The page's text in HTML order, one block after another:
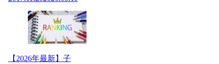
【2026年最新】子